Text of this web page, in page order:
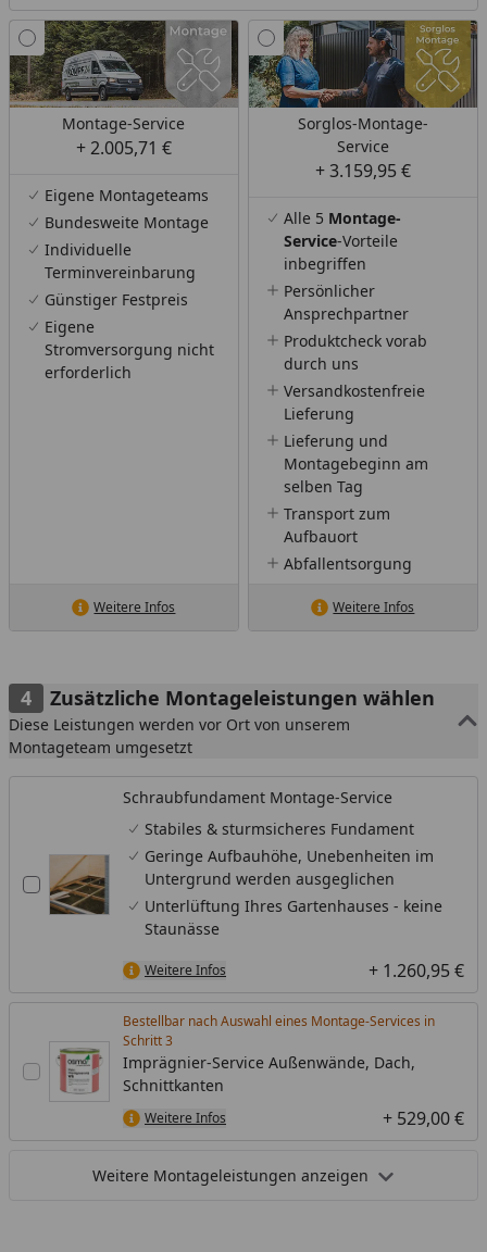
Montage-Service
+ 2.005,71 €
Eigene Montageteams
Bundesweite Montage
Individuelle
Terminvereinbarung
Günstiger Festpreis
Eigene
Stromversorgung nicht
erforderlich
Weitere Infos
Sorglos-Montage-
Service
+ 3.159,95 €
Alle 5 Montage-
Service-Vorteile
inbegriffen
Persönlicher
Ansprechpartner
Produktcheck vorab
durch uns
Versandkostenfreie
Lieferung
Lieferung und
Montagebeginn am
selben Tag
Transport zum
Aufbauort
Abfallentsorgung
Weitere Infos
Zusätzliche Montageleistungen wählen
Diese Leistungen werden vor Ort von unserem
Montageteam umgesetzt
Schraubfundament Montage-Service
Stabiles & sturmsicheres Fundament
Geringe Aufbauhöhe, Unebenheiten im
Untergrund werden ausgeglichen
Unterlüftung Ihres Gartenhauses - keine
Staunässe
Weitere Infos + 1.260,95 €
Bestellbar nach Auswahl eines Montage-Services in
Schritt
Imprägnier-Service Außenwände, Dach,
Schnittkanten
Weitere Infos + 529,00 €
Weitere Montageleistungen anzeigen